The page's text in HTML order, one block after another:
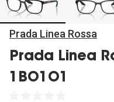
Prada Linea Rossa
Prada Linea
1BO1O1